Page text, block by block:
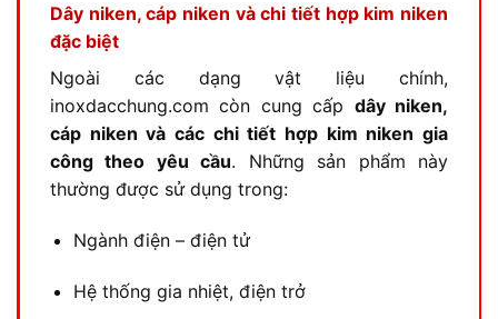
Dây niken, cáp niken và chi tiết hợp kim niken
đặc biệt
Ngoài các dạng vật liệu chính,
inoxdacchung.com còn cung cấp dây niken,
cáp niken và các chi tiết hợp kim niken gia
công theo yêu cầu. Những sản phẩm này
thường được sử dụng trong:
Ngành điện – điện tử
Hệ thống gia nhiệt, điện trở